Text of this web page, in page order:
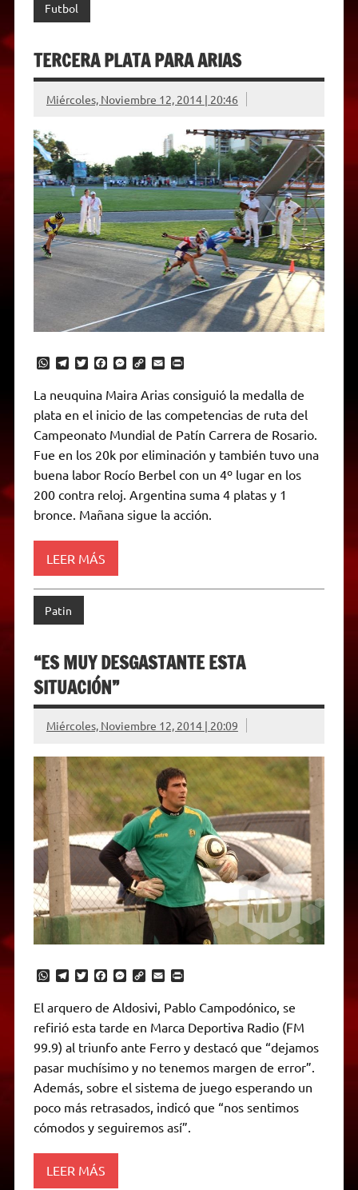
Futbol
TERCERA PLATA PARA ARIAS
Miércoles, Noviembre 12, 2014 | 20:46
W
t
s
p
p
T
e
g
a
m
T
i
t
t
r
F
c
e
b
o
o
k
M
s
e
g
e
C
p
y
L
n
k
E
i
l
P
n
t
F
r
i
n
d
l
y
La neuquina Maira Arias consiguió la medalla de
plata en el inicio de las competencias de ruta del
Campeonato Mundial de Patín Carrera de Rosario.
Fue en los 20k por eliminación y también tuvo una
buena labor Rocío Berbel con un 4º lugar en los
200 contra reloj. Argentina suma 4 platas y 1
bronce. Mañana sigue la acción.
LEER MÁS
Patin
“ES MUY DESGASTANTE ESTA
SITUACIÓN”
Miércoles, Noviembre 12, 2014 | 20:09
W
t
s
A
p
p
T
e
g
r
a
m
T
t
t
e
r
F
e
b
o
o
k
M
s
s
e
g
e
C
p
y
L
n
k
E
a
i
l
P
i
n
t
r
i
n
d
l
y
El arquero de Aldosivi, Pablo Campodónico, se
refirió esta tarde en Marca Deportiva Radio (FM
99.9) al triunfo ante Ferro y destacó que “dejamos
pasar muchísimo y no tenemos margen de error”.
Además, sobre el sistema de juego esperando un
poco más retrasados, indicó que “nos sentimos
cómodos y seguiremos así”.
LEER MÁS